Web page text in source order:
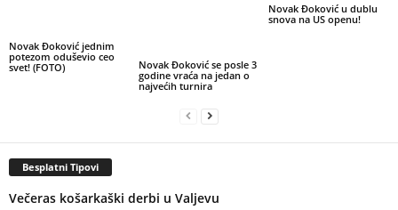
Novak Đoković jednim
potezom oduševio ceo
svet! (FOTO)
Novak Đoković se posle 3
godine vraća na jedan o
najvećih turnira
Novak Đoković u dublu
snova na US openu!
Besplatni Tipovi
Večeras košarkaški derbi u Valjevu